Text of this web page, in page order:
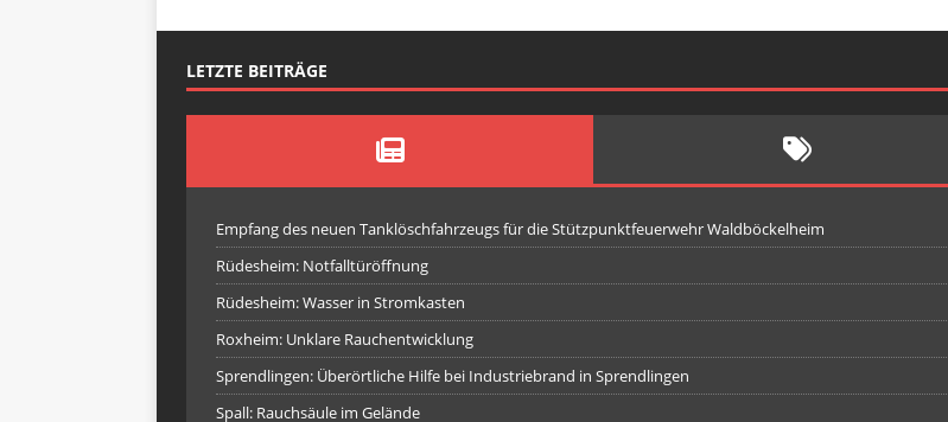
LETZTE BEITRÄGE
Empfang des neuen Tanklöschfahrzeugs für die Stützpunktfeuerwehr Waldböckelheim
Rüdesheim: Notfalltüröffnung
Rüdesheim: Wasser in Stromkasten
Roxheim: Unklare Rauchentwicklung
Sprendlingen: Überörtliche Hilfe bei Industriebrand in Sprendlingen
Spall: Rauchsäule im Gelände